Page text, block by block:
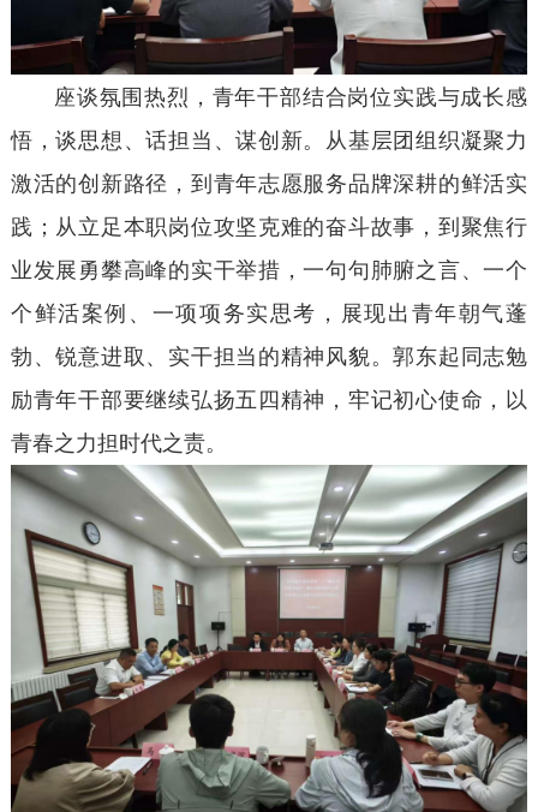
座谈氛围热烈，青年干部结合岗位实践与成长感
悟，谈思想、话担当、谋创新。从基层团组织凝聚力
激活的创新路径，到青年志愿服务品牌深耕的鲜活实
践；从立足本职岗位攻坚克难的奋斗故事，到聚焦行
业发展勇攀高峰的实干举措，一句句肺腑之言、一个
个鲜活案例、一项项务实思考，展现出青年朝气蓬
勃、锐意进取、实干担当的精神风貌。郭东起同志勉
励青年干部要继续弘扬五四精神，牢记初心使命，以
青春之力担时代之责。